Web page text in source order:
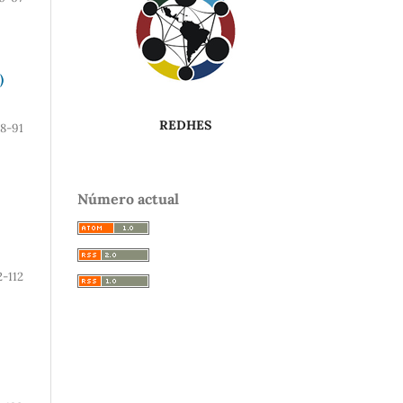
91
112
REDHES
Número actual